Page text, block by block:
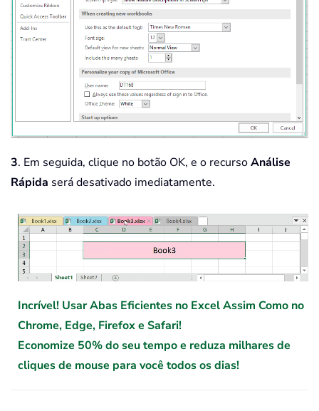
3. Em seguida, clique no botão OK, e o recursoAnálise
Rápida será desativado imediatamente.
Incrível! Usar Abas Eficientes no Excel Assim Como no
Chrome, Edge, Firefox e Safari!
Economize 50% do seu tempo e reduza milhares de
cliques de mouse para você todos os dias!